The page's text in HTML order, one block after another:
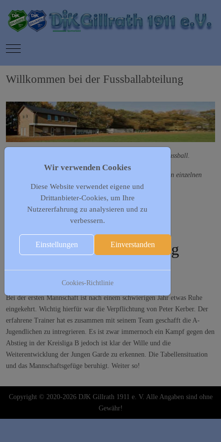
Mobile Menu Toggle
Willkommen bei der Fussballabteilung
Allgemeine Informationen findet ihr unter der Kategorie Fussball.
Kontakte, Spielpläne, Tabellen und weiteres findet ihr in den einzelnen
Kategorien der Mannschaften.
Erfolgreiche Eingliederung
Veröffentlicht: 22. Januar 2023
Bei der ersten Mannschaft ist nach einem schwierigen Jahr etwas Ruhe
eingekehrt. Wichtig hierfür war die Verpflichtung von Peter Kerber. Der
erfahrene Trainer hat es zusammen mit seinem Team geschafft die A-
Jugendlichen zu intregrieren. Es ist zwar immernoch ein Kampf gegen den
Abstieg in der Kreisliga B jedoch ist klar der Wille und die
Weiterentwicklung der Jungen Garde zu erkennen. Die Tabellensituation
und das Mannschaftsgefüge beruhigt. Weiter so!
Copyright © 2020-2026 DJK Gillrath 1911 e. V. Alle Angaben sind ohne
Gewähr!
Wir verwenden Cookies
Diese Website verwendet eigene und
Drittanbieter-Cookies, um Ihre
Nutzererfahrung zu analysieren und zu
verbessern.
Einstellungen Einverstanden
Cookies-Richtlinie